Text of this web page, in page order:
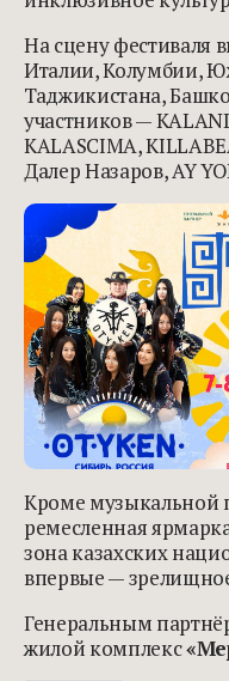
На сцену фестиваля
Италии, Колумбии,
Таджикистана,
участников —
KALASCIMA,
Далер Назаров, AY
Кроме музыкальной
ремесленная
зона казахских
впервые —
Генеральным
жилой комплекс